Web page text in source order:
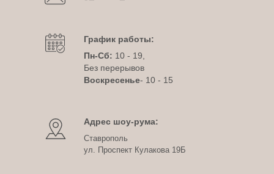
График работы:
Пн-Сб: 10 - 19,
Без перерывов
Воскресенье- 10 - 15
Адрес шоу-рума:
Ставрополь
ул. Проспект Кулакова 19Б